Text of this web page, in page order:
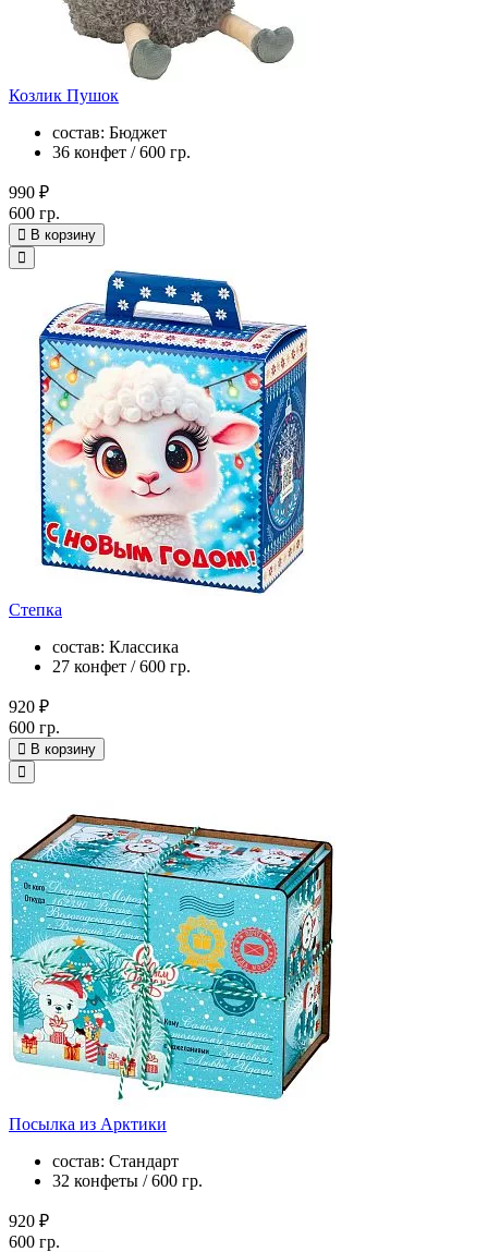
Козлик Пушок
состав: Бюджет
36 конфет / 600 гр.
990 ₽
600 гр.
В корзину
Степка
состав: Классика
27 конфет / 600 гр.
920 ₽
600 гр.
В корзину
Посылка из Арктики
состав: Стандарт
32 конфеты / 600 гр.
920 ₽
600 гр.